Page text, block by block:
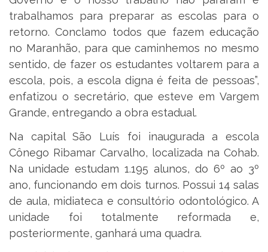
trabalhamos para preparar as escolas para o
retorno. Conclamo todos que fazem educação
no Maranhão, para que caminhemos no mesmo
sentido, de fazer os estudantes voltarem para a
escola, pois, a escola digna é feita de pessoas”,
enfatizou o secretário, que esteve em Vargem
Grande, entregando a obra estadual.
Na capital São Luís foi inaugurada a escola
Cônego Ribamar Carvalho, localizada na Cohab.
Na unidade estudam 1.195 alunos, do 6º ao 3º
ano, funcionando em dois turnos. Possui 14 salas
de aula, midiateca e consultório odontológico. A
unidade foi totalmente reformada e,
posteriormente, ganhará uma quadra.